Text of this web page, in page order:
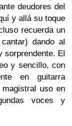
deudores del
y allá su toque
recuerda un
dando al
sorprendente. El
y sencillo, con
en guitarra
uso en
voces y